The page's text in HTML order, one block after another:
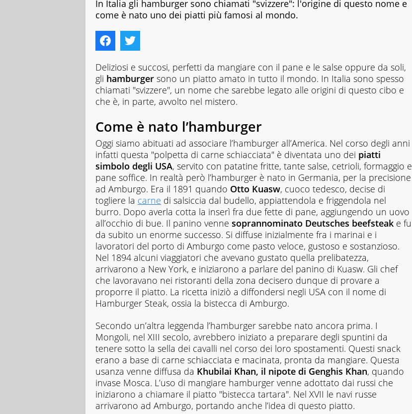
In Italia gli hamburger sono chiamati "svizzere": l'origine di questo nome e
come è nato uno dei piatti più famosi al mondo.
Deliziosi e succosi, perfetti da mangiare con il pane e le salse oppure da soli,
gli hamburger sono un piatto amato in tutto il mondo. In Italia sono spesso
chiamati "svizzere", un nome che sarebbe legato alle origini di questo cibo e
che è, in parte, avvolto nel mistero.
Come è nato l’hamburger
Oggi siamo abituati ad associare l’hamburger all’America. Nel corso degli anni
infatti questa "polpetta di carne schiacciata" è diventata uno dei piatti
simbolo degli USA, servito con patatine fritte, tante salse, cetrioli, formaggio e
pane soffice. In realtà però l’hamburger è nato in Germania, per la precisione
ad Amburgo. Era il 1891 quando Otto Kuasw, cuoco tedesco, decise di
togliere la carne di salsiccia dal budello, appiattendola e friggendola nel
burro. Dopo averla cotta la inserì fra due fette di pane, aggiungendo un uovo
all’occhio di bue. Il panino venne soprannominato Deutsches beefsteak e fu
da subito un enorme successo. Si diffuse inizialmente fra i marinai e i
lavoratori del porto di Amburgo come pasto veloce, gustoso e sostanzioso.
Nel 1894 alcuni viaggiatori che avevano gustato quella prelibatezza,
arrivarono a New York, e iniziarono a parlare del panino di Kuasw. Gli chef
che lavoravano nei ristoranti della zona decisero dunque di provare a
proporre il piatto. La ricetta iniziò a diffondersi negli USA con il nome di
Hamburger Steak, ossia la bistecca di Amburgo.
Secondo un’altra leggenda l’hamburger sarebbe nato ancora prima. I
Mongoli, nel XIII secolo, avrebbero iniziato a preparare degli spuntini da
tenere sotto la sella dei cavalli nel corso dei loro spostamenti. Questi snack
erano a base di carne schiacciata e macinata, pronta da mangiare. Questa
usanza venne diffusa da Khubilai Khan, il nipote di Genghis Khan, quando
invase Mosca. L’uso di mangiare hamburger venne adottato dai russi che
iniziarono a chiamare il piatto "bistecca tartara". Nel XVII le navi russe
arrivarono ad Amburgo, portando anche l’idea di questo piatto.